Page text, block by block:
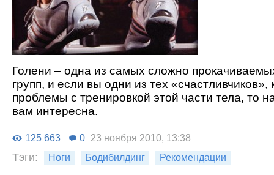
Голени – одна из самых сложно
групп, и если вы одни из тех
проблемы с тренировкой этой части тела, то
вам интересна.
125 663 0 23 ноября 2010, 13:38
Тэги: Ноги Бодибилдинг Рекомендации